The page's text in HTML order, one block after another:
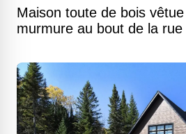
Maison toute de bois
murmure au bout de la rue